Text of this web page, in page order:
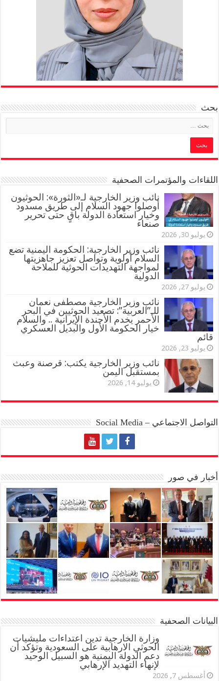
بحث
اللقاءات والمؤتمرات الصحفية
‏نائب وزير الخارجية لـ«الثورة»: الحوثيون
أوصلوا جهود السلام إلى طريق مسدود
وخيار استعادة الدولة باقٍ حتى تحرير
صنعاء
يوليو 30, 2026
نائب وزير الخارجية: الحكومة اليمنية تضع
السلام أولوية وتواصل تعزيز جاهزيتها
لمواجهة التهديدات الحوثية للملاحة
الدولية
يوليو 27, 2026
نائب وزير الخارجية مصطفى نعمان
للـ”العربية”: تصعيد الحوثيين في البحر
الأحمر يخدم الأجندة الإيرانية .. والسلام
خيار الحكومة الأول والبديل العسكري
قائم
يوليو 23, 2026
نائب وزير الخارجية يكتب: قرصنة وعبث
بمستقبل اليمن
يوليو 14, 2026
التواصل الاجتماعي – Social Media
أخبار في صور
البيانات الصحفية
وزارة الخارجية تدين اعتداءات مليشيات
الحوثي الارهابية على السعودية وتؤكد أن
دعم الدولة اليمنية هو السبيل الوحيد
لإنهاء التهديد الإرهابي
أغسطس 7, 2026